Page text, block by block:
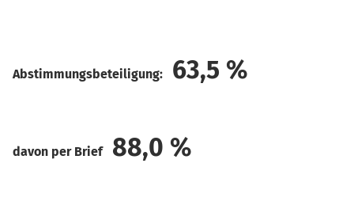
Abstimmungsbeteiligung: 63,5 %
davon per Brief 88,0 %